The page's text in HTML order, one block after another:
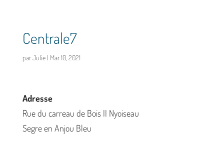
Centrale7
parJulie| Mar 10, 2021
Adresse
Rue du carreau de Bois II Nyoiseau
Segre en Anjou Bleu